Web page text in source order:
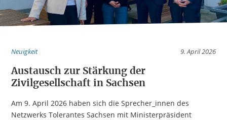
Neuigkeit 9. April 2026
Austausch zur Stärkung der
Zivilgesellschaft in Sachsen
Am 9. April 2026 haben sich die Sprecher_innen des
Netzwerks Tolerantes Sachsen mit Ministerpräsident